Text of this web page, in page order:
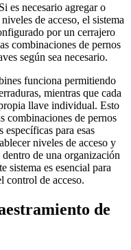
Si es necesario agregar o
de acceso, el sistema
por un cerrajero
combinaciones de pernos
según sea necesario.
funciona permitiendo
mientras que cada
llave individual. Esto
combinaciones de pernos
para esas
niveles de acceso y
de una organización
sistema es esencial para
control de acceso.
de